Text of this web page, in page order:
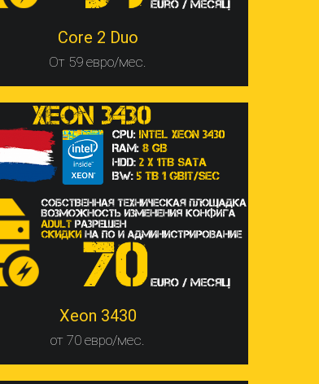
Core 2 Duo
От 59 евро/мес.
Xeon 3430
от 70 евро/мес.